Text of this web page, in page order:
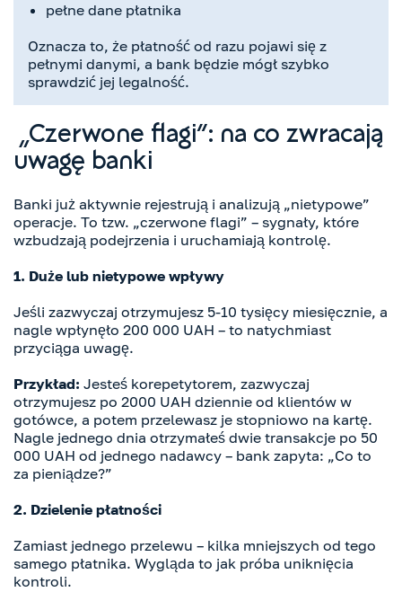
pełne dane płatnika
Oznacza to, że płatność od razu pojawi się z
pełnymi danymi, a bank będzie mógł szybko
sprawdzić jej legalność.
„Czerwone flagi”: na co zwracają
uwagę banki
Banki już aktywnie rejestrują i analizują „nietypowe”
operacje. To tzw. „czerwone flagi” – sygnały, które
wzbudzają podejrzenia i uruchamiają kontrolę.
1. Duże lub nietypowe wpływy
Jeśli zazwyczaj otrzymujesz 5-10 tysięcy miesięcznie, a
nagle wpłynęło 200 000 UAH – to natychmiast
przyciąga uwagę.
Przykład: Jesteś korepetytorem, zazwyczaj
otrzymujesz po 2000 UAH dziennie od klientów w
gotówce, a potem przelewasz je stopniowo na kartę.
Nagle jednego dnia otrzymałeś dwie transakcje po 50
000 UAH od jednego nadawcy – bank zapyta: „Co to
za pieniądze?”
2. Dzielenie płatności
Zamiast jednego przelewu – kilka mniejszych od tego
samego płatnika. Wygląda to jak próba uniknięcia
kontroli.